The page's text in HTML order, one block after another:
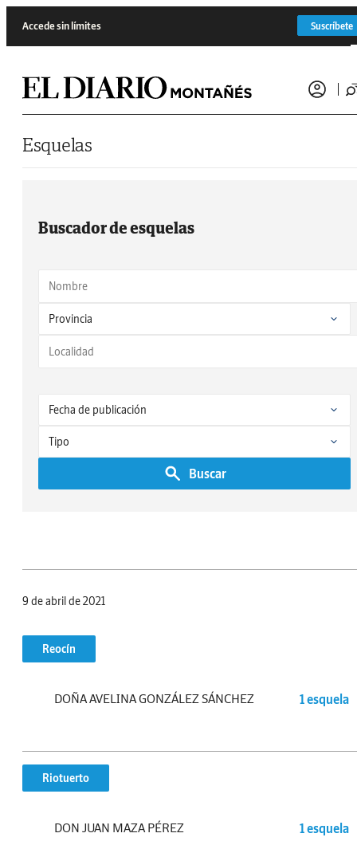
Accede sin límites Suscríbete
Esquelas
Buscador de esquelas
Buscar
9 de abril de 2021
Reocín
DOÑA AVELINA GONZÁLEZ SÁNCHEZ 1 esquela
Riotuerto
DON JUAN MAZA PÉREZ 1 esquela